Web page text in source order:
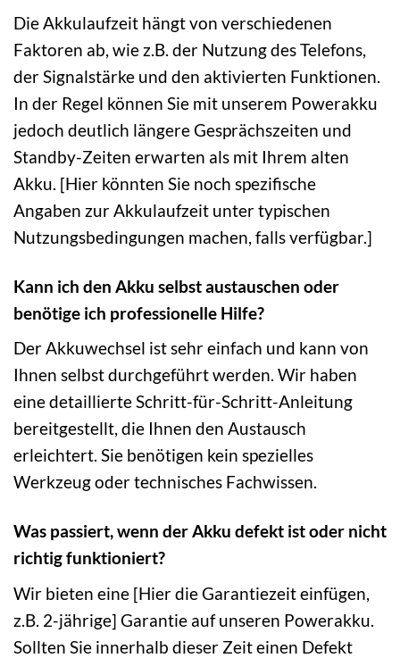
Die Akkulaufzeit hängt von verschiedenen
Faktoren ab, wie z.B. der Nutzung des Telefons,
der Signalstärke und den aktivierten Funktionen.
In der Regel können Sie mit unserem Powerakku
jedoch deutlich längere Gesprächszeiten und
Standby-Zeiten erwarten als mit Ihrem alten
Akku. [Hier könnten Sie noch spezifische
Angaben zur Akkulaufzeit unter typischen
Nutzungsbedingungen machen, falls verfügbar.]
Kann ich den Akku selbst austauschen oder
benötige ich professionelle Hilfe?
Der Akkuwechsel ist sehr einfach und kann von
Ihnen selbst durchgeführt werden. Wir haben
eine detaillierte Schritt-für-Schritt-Anleitung
bereitgestellt, die Ihnen den Austausch
erleichtert. Sie benötigen kein spezielles
Werkzeug oder technisches Fachwissen.
Was passiert, wenn der Akku defekt ist oder nicht
richtig funktioniert?
Wir bieten eine [Hier die Garantiezeit einfügen,
z.B. 2-jährige] Garantie auf unseren Powerakku.
Sollten Sie innerhalb dieser Zeit einen Defekt